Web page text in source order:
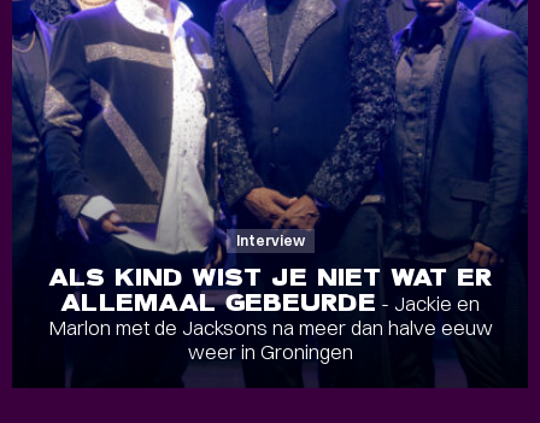
Interview
ALS KIND WIST JE NIET WAT ER
ALLEMAAL GEBEURDE - Jackie en
Marlon met de Jacksons na meer dan halve eeuw
weer in Groningen